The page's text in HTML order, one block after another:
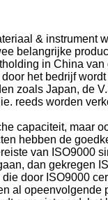
& instrument
belangrijke
in China
het bedrijf
zoals Japan, de
reeds worden
capaciteit, maar
hebben de
van ISO9000
dan gekregen
door ISO9000
al